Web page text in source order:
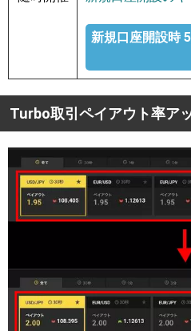
新規口座開設時
Turbo取引ペイアウト率ア